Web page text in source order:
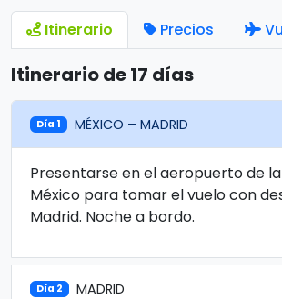
Itinerario Precios
Itinerario de 17 días
Día 1 MÉXICO – MADRID
Presentarse en el aeropuerto de
México para tomar el vuelo con
Madrid. Noche a bordo.
Día 2 MADRID